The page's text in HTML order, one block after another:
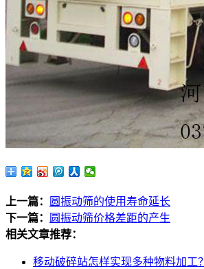
上一篇：
圆振动筛的使用寿命延长
下一篇：
圆振动筛价格差距的产生
相关文章推荐：
移动破碎站怎样实现多种物料加工？